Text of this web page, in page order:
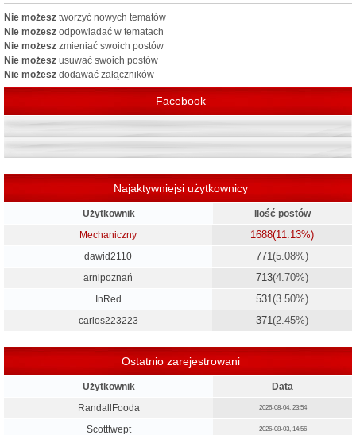
Nie możesz tworzyć nowych tematów
Nie możesz odpowiadać w tematach
Nie możesz zmieniać swoich postów
Nie możesz usuwać swoich postów
Nie możesz dodawać załączników
Facebook
Najaktywniejsi użytkownicy
Użytkownik
Ilość postów
Mechaniczny
1688(11.13%)
dawid2110 771(5.08%)
arnipoznań 713(4.70%)
InRed 531(3.50%)
carlos223223 371(2.45%)
Ostatnio zarejestrowani
Użytkownik
Data
RandallFooda
2026-08-04, 23:54
Scotttwept 2026-08-03, 14:56